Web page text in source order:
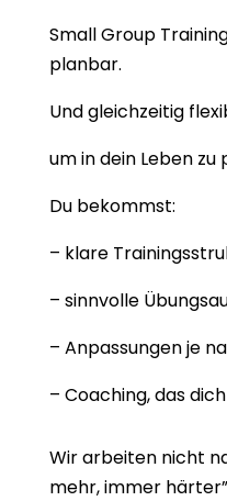
Small Group
planbar.
Und gleichzeitig
um in dein Leben zu
Du bekommst:
– klare
– sinnvolle
– Anpassungen je
– Coaching, das
Wir arbeiten nicht
mehr, immer